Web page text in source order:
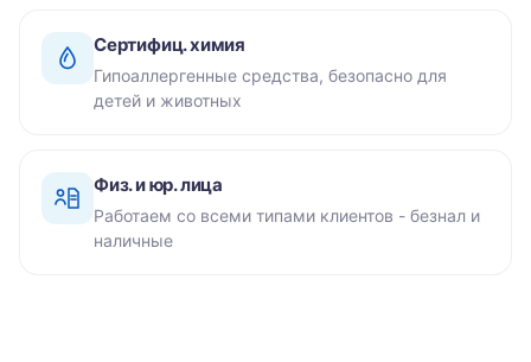
Сертифиц. химия
Гипоаллергенные средства, безопасно для
детей и животных
Физ. и юр. лица
Работаем со всеми типами клиентов - безнал и
наличные